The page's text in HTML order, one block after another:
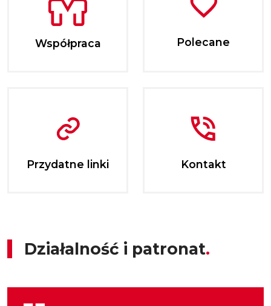
Współpraca Polecane
Przydatne linki Kontakt
Działalność i patronat